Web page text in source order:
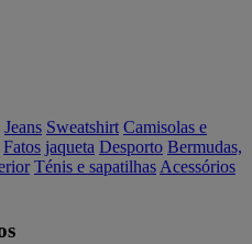
Jeans Sweatshirt Camisolas e
Fatos jaqueta Desporto Bermudas,
Ténis e sapatilhas Acessórios